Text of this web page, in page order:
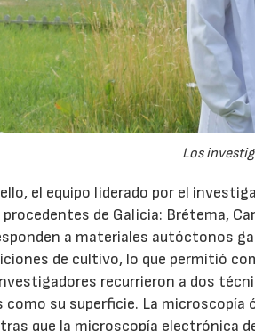
Los
ello, el equipo liderado por el
de Galicia: Brétema,
a materiales autóctonos
de cultivo, lo que permitió
recurrieron a dos
como su superficie. La
que la microscopía electrónica